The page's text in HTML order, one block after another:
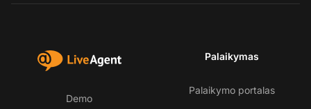
Demo
Palaikymas
Palaikymo portalas